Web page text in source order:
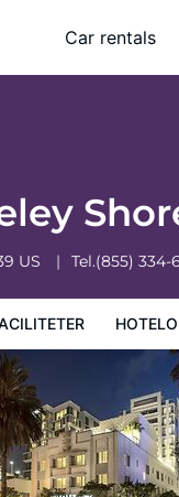
Car rentals
US Tel.(855) 334-